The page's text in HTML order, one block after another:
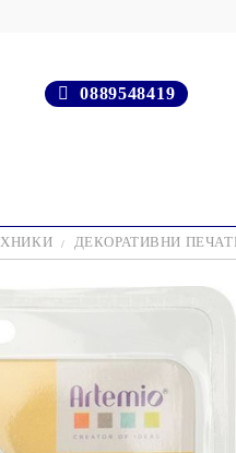
0889548419
ДЕКОРАТИВНИ